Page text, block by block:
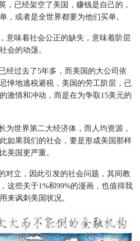
，已经架空了美国，赚钱是自己的，
，或者是全世界都要为他们买单。
意味着社会公正的缺失，意味着阶层
会的动荡。
经过去了5年多，而美国的大公司依
惮地逃税避税，美国的劳工阶层，已
激情和冲动，而是在为争取15美元的
为世界第二大经济体，而人均资源，
如果我们的社会，要是形成美国那样
美国更严重。
对立，因此引发的社会问题，其间教
这些关于1%和99%的漫画，也值得我
来讽刺美国状况。